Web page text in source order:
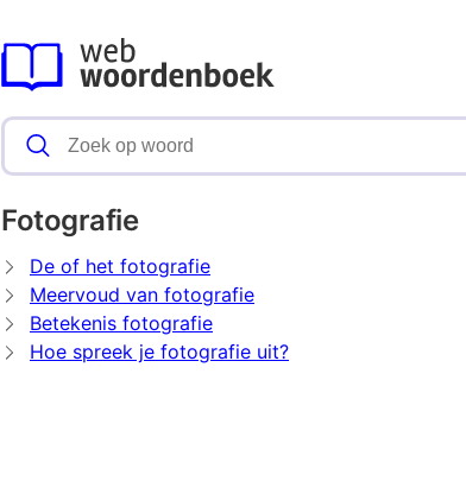
Fotografie
De of het fotografie
Meervoud van fotografie
Betekenis fotografie
Hoe spreek je fotografie uit?